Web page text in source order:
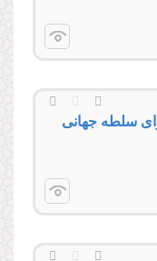
سلطه جهانی